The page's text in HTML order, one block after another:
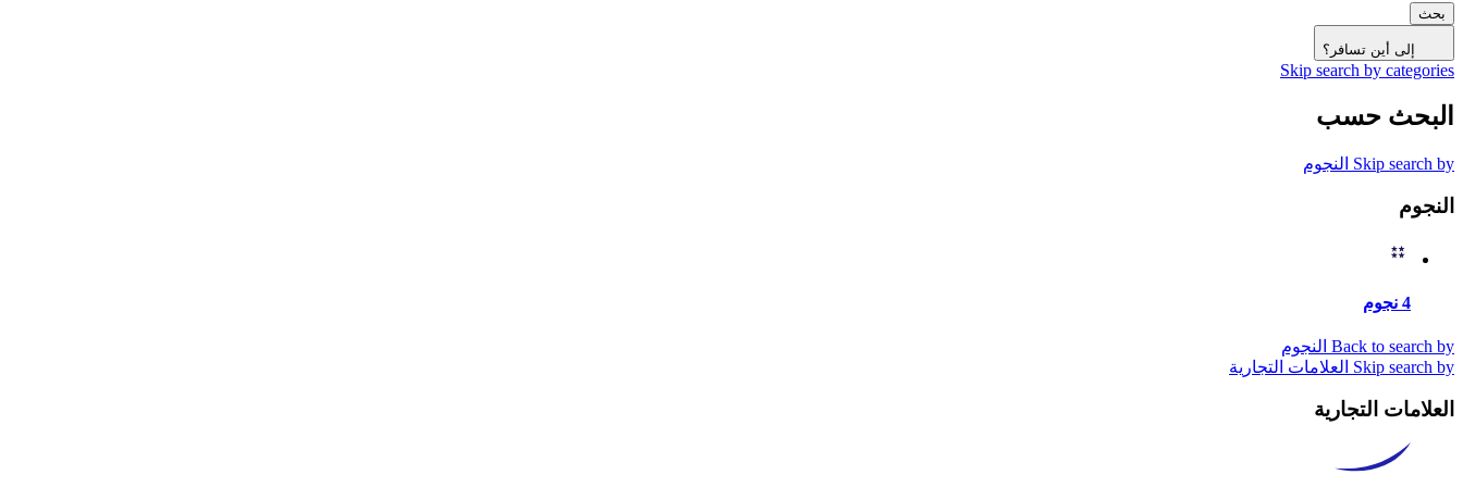
بحث
Skip search by categories
البحث حسب
Skip search by النجوم
النجوم
4 نجوم
Back to search by النجوم
Skip search by العلامات التجارية
العلامات التجارية